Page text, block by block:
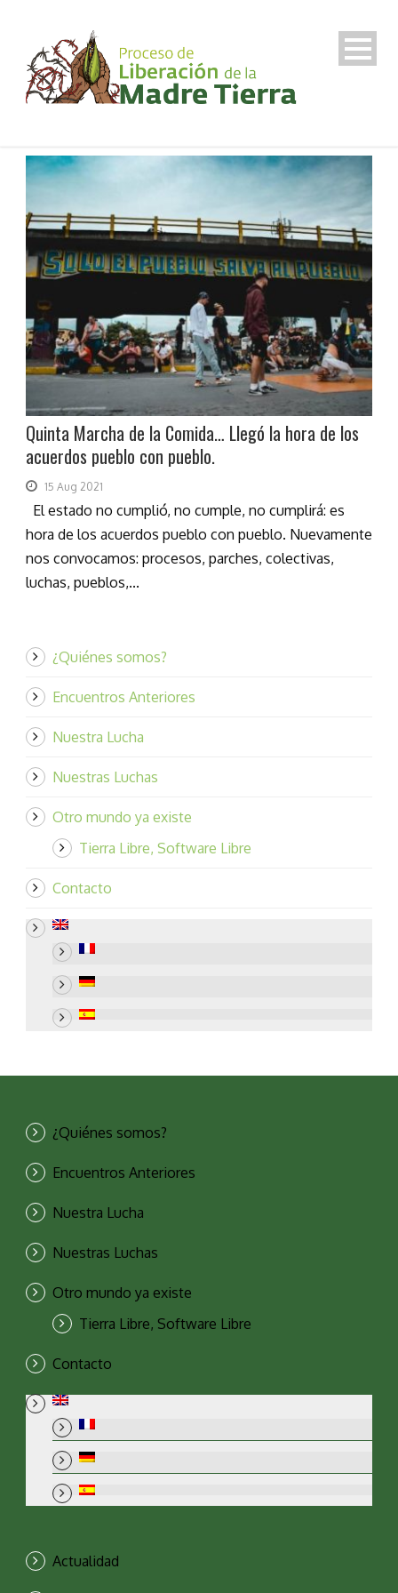
Quinta Marcha de la Comida… Llegó la hora de los
acuerdos pueblo con pueblo.
15 Aug 2021
El estado no cumplió, no cumple, no cumplirá: es
hora de los acuerdos pueblo con pueblo. Nuevamente
nos convocamos: procesos, parches, colectivas,
luchas, pueblos,...
¿Quiénes somos?
Encuentros Anteriores
Nuestra Lucha
Nuestras Luchas
Otro mundo ya existe
Tierra Libre, Software Libre
Contacto
¿Quiénes somos?
Encuentros Anteriores
Nuestra Lucha
Nuestras Luchas
Otro mundo ya existe
Tierra Libre, Software Libre
Contacto
Actualidad